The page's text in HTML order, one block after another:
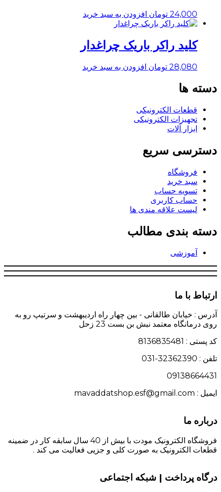
24,000 تومان افزودن به سبد خرید
کلید راکر باریک چراغدار
28,080 تومان افزودن به سبد خرید
دسته ها
قطعات الکترونیکی
تجهیزات الکترونیکی
ابزار آلات
دسترسی سریع
فروشگاه
سبد خرید
تسویه حساب
حساب کاربری
لیست علاقه مندی ها
دسته بندی مطالب
آموزشی
ارتباط با ما
آدرس : خیابان طالقانی - بین چهار راه اردیبهشت و سرتیپ رو به
روی درمانگاه معتمد نبش بن بست 23 زحل
کد پستی : 8136835481
تلفن : 32362390-031
09138664431
ایمیل : mavaddatshop.esf@gmail.com
درباره ما
فروشگاه الکترونیک مودت با بیش از 40 سال سابقه کار در ضمینه
قطعات الکترونیک به صورت کلی و جزیی فعالیت می کند .
درگاه پرداخت | شبکه اجتماعی